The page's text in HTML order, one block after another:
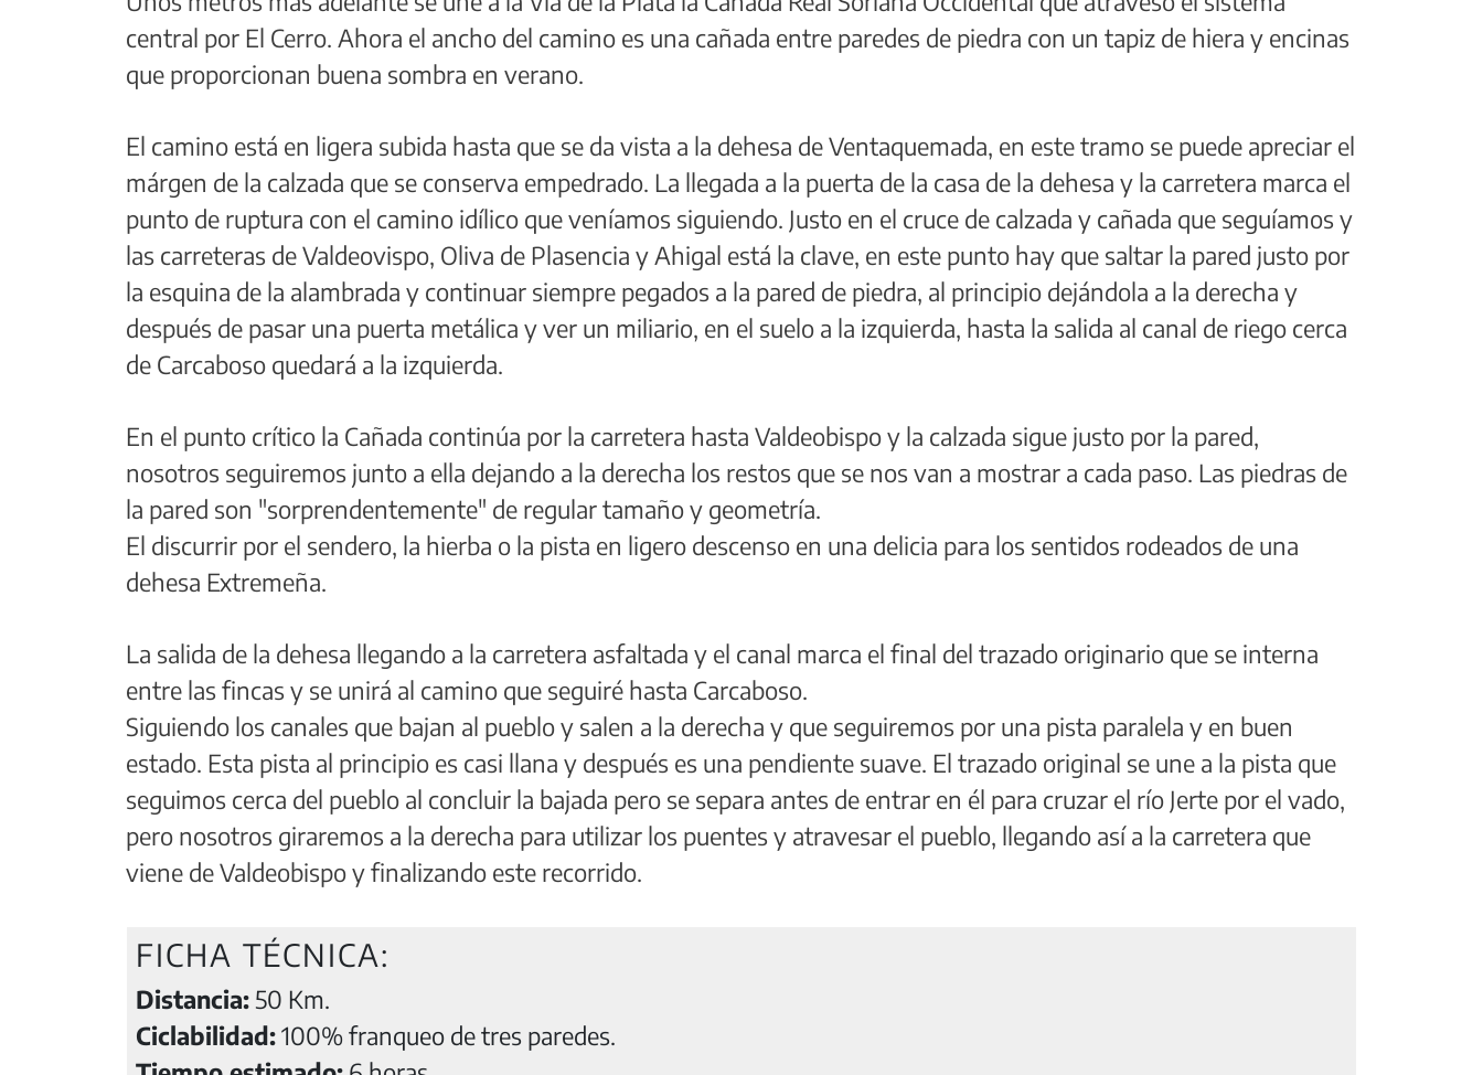
central por El Cerro. Ahora el ancho del camino es una cañada entre paredes de piedra con un tapiz de hiera y encinas
que proporcionan buena sombra en verano.
El camino está en ligera subida hasta que se da vista a la dehesa de Ventaquemada, en este tramo se puede apreciar el
márgen de la calzada que se conserva empedrado. La llegada a la puerta de la casa de la dehesa y la carretera marca el
punto de ruptura con el camino idílico que veníamos siguiendo. Justo en el cruce de calzada y cañada que seguíamos y
las carreteras de Valdeovispo, Oliva de Plasencia y Ahigal está la clave, en este punto hay que saltar la pared justo por
la esquina de la alambrada y continuar siempre pegados a la pared de piedra, al principio dejándola a la derecha y
después de pasar una puerta metálica y ver un miliario, en el suelo a la izquierda, hasta la salida al canal de riego cerca
de Carcaboso quedará a la izquierda.
En el punto crítico la Cañada continúa por la carretera hasta Valdeobispo y la calzada sigue justo por la pared,
nosotros seguiremos junto a ella dejando a la derecha los restos que se nos van a mostrar a cada paso. Las piedras de
la pared son "sorprendentemente" de regular tamaño y geometría.
El discurrir por el sendero, la hierba o la pista en ligero descenso en una delicia para los sentidos rodeados de una
dehesa Extremeña.
La salida de la dehesa llegando a la carretera asfaltada y el canal marca el final del trazado originario que se interna
entre las fincas y se unirá al camino que seguiré hasta Carcaboso.
Siguiendo los canales que bajan al pueblo y salen a la derecha y que seguiremos por una pista paralela y en buen
estado. Esta pista al principio es casi llana y después es una pendiente suave. El trazado original se une a la pista que
seguimos cerca del pueblo al concluir la bajada pero se separa antes de entrar en él para cruzar el río Jerte por el vado,
pero nosotros giraremos a la derecha para utilizar los puentes y atravesar el pueblo, llegando así a la carretera que
viene de Valdeobispo y finalizando este recorrido.
FICHA TÉCNICA:
Distancia:50 Km.
Ciclabilidad:100% franqueo de tres paredes.